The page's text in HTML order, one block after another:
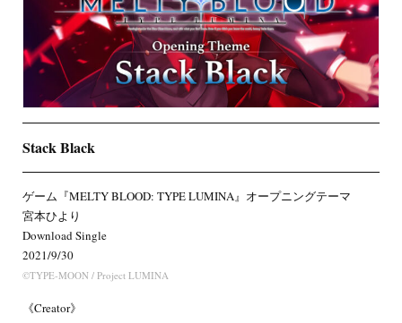
Stack Black
ゲーム『MELTY BLOOD: TYPE LUMINA』オープニングテーマ
宮本ひより
Download Single
2021/9/30
©TYPE-MOON / Project LUMINA
《Creator》